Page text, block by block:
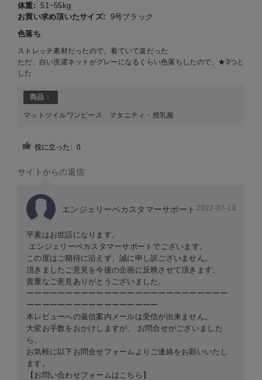
体重: 51~55kg
お買い求め頂いたサイズ:
9号ブラック
色落ち
ストレッチ素材だったので、着ていて楽だった
ただ、白い洗濯ネットがグレーになるくらい色落ちしたので、★3つと
した
商品：
マットツイルワンピース マタニティ・授乳服
役に立った 0
サイトからの返信
エンジェリーベカスタマーサポート 2022-07-13
平素はお世話になります。
エンジェリーベカスタマーサポートでございます。
この度はご期待に沿えず、誠に申し訳ございません。
頂きましたご意見を今後の企画に反映させて頂きます。
貴重なご意見ありがとうございました。
ーーーーーーーーーーーーーーーーーーーーーーーーーー
ーーーーーーーーーーーーーーーーー
本レビューへの返信案内メールは受信が出来ません。
大変お手数をおかけしますが、 お問合せがございました
ら、
お気軽に以下お問合せフォームよりご連絡をお願いいたし
ます。
【お問い合わせフォームはこちら】